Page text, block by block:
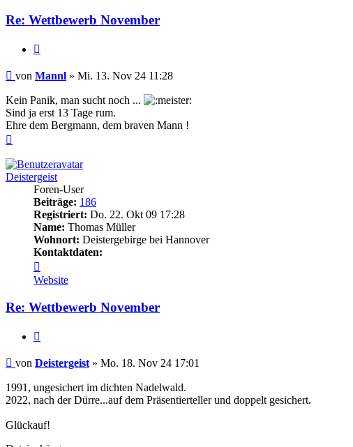
Re: Wettbewerb November
Beitrag
von Mannl » Mi. 13. Nov 24 11:28
Kein Panik, man sucht noch ...
Sind ja erst 13 Tage rum.
Ehre dem Bergmann, dem braven Mann !
Deistergeist
Foren-User
Beiträge: 186
Registriert: Do. 22. Okt 09 17:28
Name: Thomas Müller
Wohnort: Deistergebirge bei Hannover
Kontaktdaten:
von
Deistergeist
Website
Re: Wettbewerb November
Beitrag
von Deistergeist » Mo. 18. Nov 24 17:01
1991, ungesichert im dichten Nadelwald.
2022, nach der Dürre...auf dem Präsentierteller und doppelt gesichert.
Glückauf!